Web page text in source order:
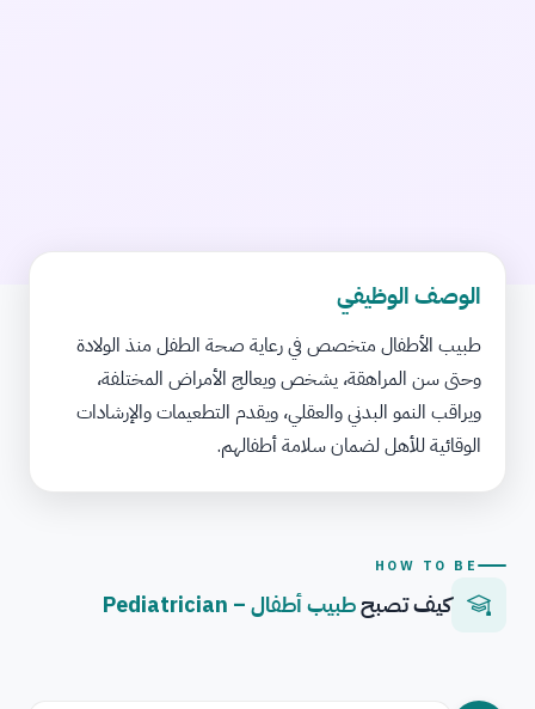
الوصف الوظيفي
طبيب الأطفال متخصص في رعاية صحة الطفل منذ الولادة
وحتى سن المراهقة، يشخص ويعالج الأمراض المختلفة،
ويراقب النمو البدني والعقلي، ويقدم التطعيمات والإرشادات
الوقائية للأهل لضمان سلامة أطفالهم.
HOW TO BE
كيف تصبحطبيب أطفال – Pediatrician